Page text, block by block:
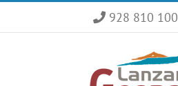
928 810 100